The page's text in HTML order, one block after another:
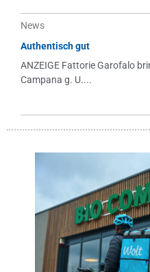
News
Authentisch gut
ANZEIGE Fattorie Garofalo
Campana g. U....